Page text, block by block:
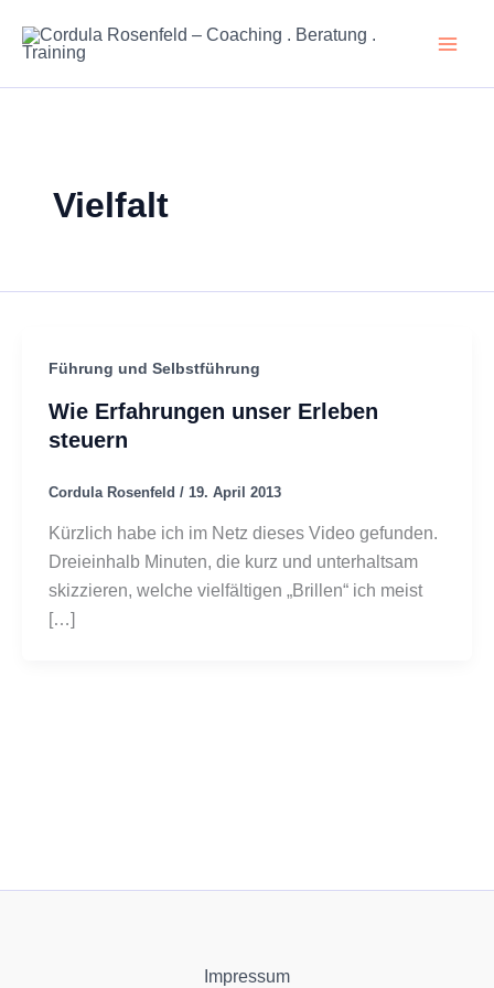
Inhalt
Vielfalt
Führung und Selbstführung
Wie Erfahrungen unser Erleben
steuern
Cordula Rosenfeld / 19. April 2013
Kürzlich habe ich im Netz dieses Video gefunden.
Dreieinhalb Minuten, die kurz und unterhaltsam
skizzieren, welche vielfältigen „Brillen“ ich meist
[…]
Impressum